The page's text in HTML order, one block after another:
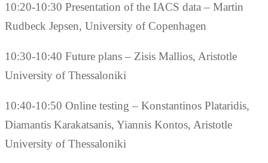
10:20-10:30 Presentation of the IACS data – Martin
Rudbeck Jepsen, University of Copenhagen
10:30-10:40 Future plans – Zisis Mallios, Aristotle
University of Thessaloniki
10:40-10:50 Online testing – Konstantinos Plataridis,
Diamantis Karakatsanis, Yiannis Kontos, Aristotle
University of Thessaloniki